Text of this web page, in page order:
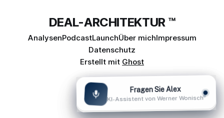
DEAL-ARCHITEKTUR ™
AnalysenPodcastLaunchÜber michImpressum
Datenschutz
Erstellt mit Ghost